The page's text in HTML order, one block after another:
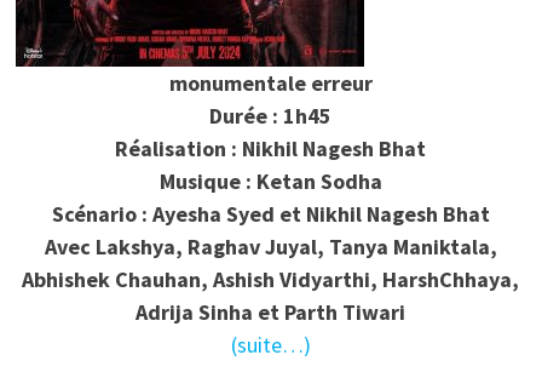
monumentale erreur
Durée : 1h45
Réalisation : Nikhil Nagesh Bhat
Musique : Ketan Sodha
Scénario : Ayesha Syed et Nikhil Nagesh Bhat
Avec Lakshya, Raghav Juyal, Tanya Maniktala,
Abhishek Chauhan, Ashish Vidyarthi, HarshChhaya,
Adrija Sinha et Parth Tiwari
(suite…)